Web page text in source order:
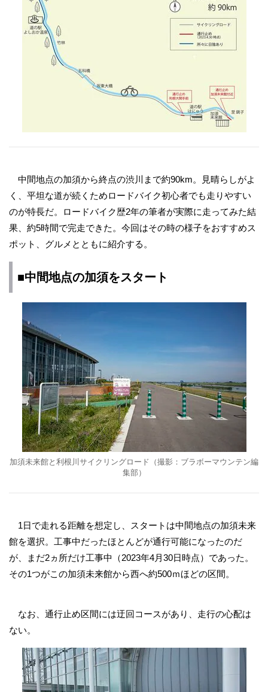
中間地点の加須から終点の渋川まで約90km。見晴らしがよ
く、平坦な道が続くためロードバイク初心者でも走りやすい
のが特長だ。ロードバイク歴2年の筆者が実際に走ってみた結
果、約5時間で完走できた。今回はその時の様子をおすすめス
ポット、グルメとともに紹介する。
■中間地点の加須をスタート
加須未来館と利根川サイクリングロード（撮影：ブラボーマウンテン編
集部）
1日で走れる距離を想定し、スタートは中間地点の加須未来
館を選択。工事中だったほとんどが通行可能になったのだ
が、まだ2ヵ所だけ工事中（2023年4月30日時点）であった。
その1つがこの加須未来館から西へ約500ｍほどの区間。
なお、通行止め区間には迂回コースがあり、走行の心配は
ない。